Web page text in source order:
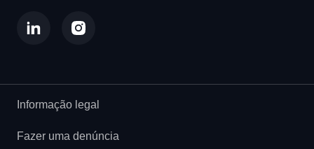
Informação legal
Fazer uma denúncia